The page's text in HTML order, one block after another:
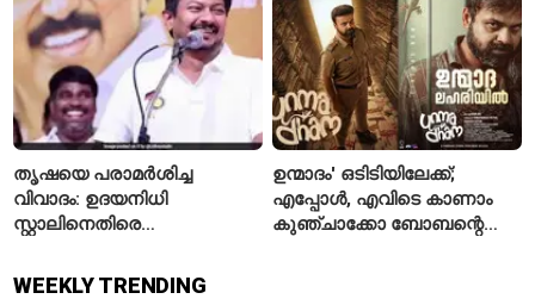
തൃഷയെ പരാമർശിച്ച
വിവാദം: ഉദയനിധി
സ്റ്റാലിനെതിരെ
എന്തെല്ലാം കുറ്റങ്ങൾ?
ഉന്മാദം' ഒടിടിയിലേക്ക്;
എപ്പോൾ, എവിടെ കാണാം
കുഞ്ചാക്കോ ബോബന്റെ
WEEKLY TRENDING